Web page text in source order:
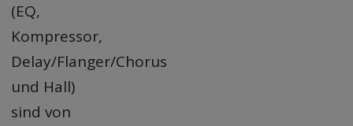
(EQ,
Kompressor,
Delay/Flanger/Chorus
und Hall)
sind von